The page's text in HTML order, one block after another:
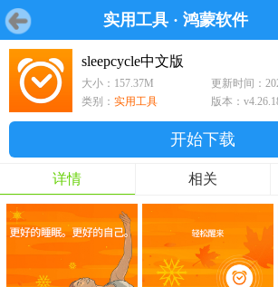
实用工具 · 鸿蒙软件
首页 游戏 软件
首页 游戏 软件 鸿蒙
游戏
鸿蒙
软件
专题
sleepcycle中文版
大小：157.37M
更新时间：
类别： 实用工具 版本：
开始下载
详情 相关